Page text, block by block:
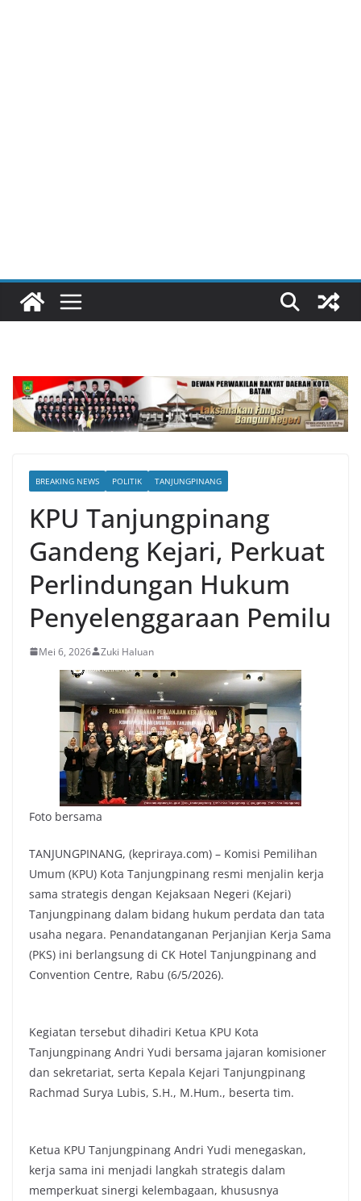
BREAKING NEWS POLITIK TANJUNGPINANG
KPU Tanjungpinang
Gandeng Kejari, Perkuat
Perlindungan Hukum
Penyelenggaraan Pemilu
Mei 6, 2026 Zuki Haluan
Foto bersama
TANJUNGPINANG, (kepriraya.com) – Komisi Pemilihan
Umum (KPU) Kota Tanjungpinang resmi menjalin kerja
sama strategis dengan Kejaksaan Negeri (Kejari)
Tanjungpinang dalam bidang hukum perdata dan tata
usaha negara. Penandatanganan Perjanjian Kerja Sama
(PKS) ini berlangsung di CK Hotel Tanjungpinang and
Convention Centre, Rabu (6/5/2026).
Kegiatan tersebut dihadiri Ketua KPU Kota
Tanjungpinang Andri Yudi bersama jajaran komisioner
dan sekretariat, serta Kepala Kejari Tanjungpinang
Rachmad Surya Lubis, S.H., M.Hum., beserta tim.
Ketua KPU Tanjungpinang Andri Yudi menegaskan,
kerja sama ini menjadi langkah strategis dalam
memperkuat sinergi kelembagaan, khususnya